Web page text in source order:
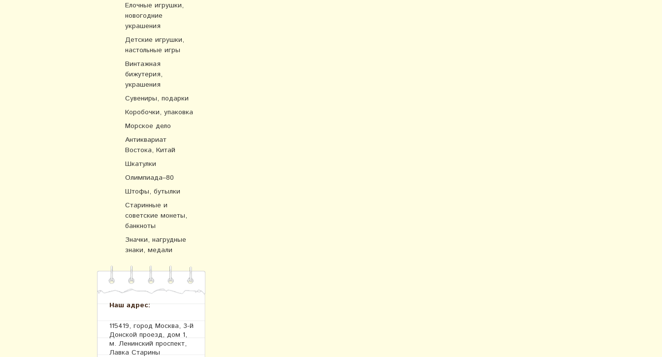
Елочные игрушки,
новогодние
украшения
Детские игрушки,
настольные игры
Винтажная
бижутерия,
украшения
Сувениры, подарки
Коробочки, упаковка
Морское дело
Антиквариат
Востока, Китай
Шкатулки
Олимпиада–80
Штофы, бутылки
Старинные и
советские монеты,
банкноты
Значки, нагрудные
знаки, медали
Наш адрес:
115419, город Москва, 3-й
Донской проезд, дом 1,
м. Ленинский проспект,
Лавка Старины